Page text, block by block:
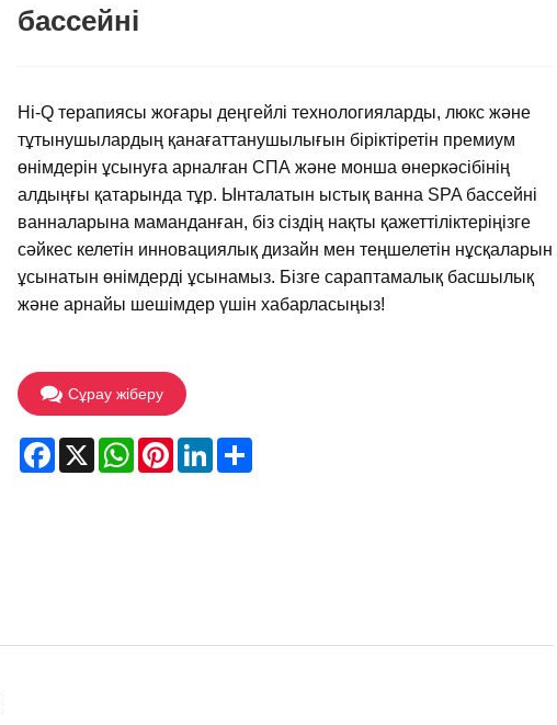
бассейні
Hi-Q терапиясы жоғары деңгейлі технологияларды, люкс және
тұтынушылардың қанағаттанушылығын біріктіретін премиум
өнімдерін ұсынуға арналған СПА және монша өнеркәсібінің
алдыңғы қатарында тұр. Ынталатын ыстық ванна SPA бассейні
ванналарына маманданған, біз сіздің нақты қажеттіліктеріңізге
сәйкес келетін инновациялық дизайн мен теңшелетін нұсқаларын
ұсынатын өнімдерді ұсынамыз. Бізге сараптамалық басшылық
және арнайы шешімдер үшін хабарласыңыз!
Сұрау жіберу
Facebook
X WhatsApp
PinterestLinkedInShare